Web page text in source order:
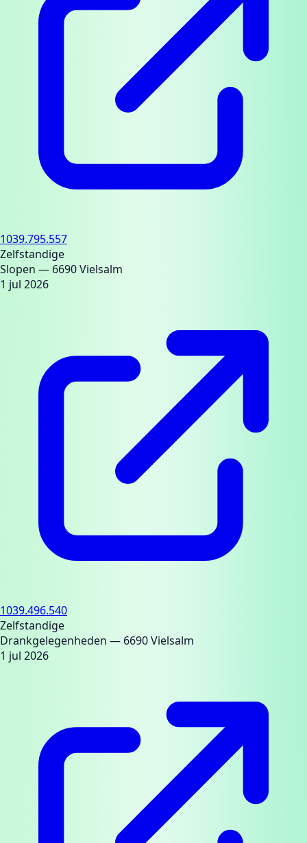
1039.795.557
Zelfstandige
Slopen — 6690 Vielsalm
1 jul 2026
1039.496.540
Zelfstandige
Drankgelegenheden — 6690 Vielsalm
1 jul 2026